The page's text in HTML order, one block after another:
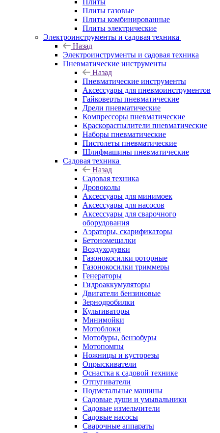
Плиты
Плиты газовые
Плиты комбинированные
Плиты электрические
Электроинструменты и садовая техника
Назад
Электроинструменты и садовая техника
Пневматические инструменты
Назад
Пневматические инструменты
Аксессуары для пневмоинструментов
Гайковерты пневматические
Дрели пневматические
Компрессоры пневматические
Краскораспылители пневматические
Наборы пневматические
Пистолеты пневматические
Шлифмашины пневматические
Садовая техника
Назад
Садовая техника
Дровоколы
Аксессуары для минимоек
Аксессуары для насосов
Аксессуары для сварочного
оборудования
Аэраторы, скарификаторы
Бетономешалки
Воздуходувки
Газонокосилки роторные
Газонокосилки триммеры
Генераторы
Гидроаккумуляторы
Двигатели бензиновые
Зернодробилки
Культиваторы
Минимойки
Мотоблоки
Мотобуры, бензобуры
Мотопомпы
Ножницы и кусторезы
Опрыскиватели
Оснастка к садовой технике
Отпугиватели
Подметальные машины
Садовые души и умывальники
Садовые измельчители
Садовые насосы
Сварочные аппараты